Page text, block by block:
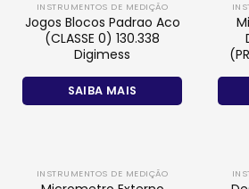
INSTRUMENTOS DE MEDIÇÃO
Jogos Blocos Padrao Aco
(CLASSE 0) 130.338
Digimess
SAIBA MAIS
INSTRUMENTOS DE MEDIÇÃO